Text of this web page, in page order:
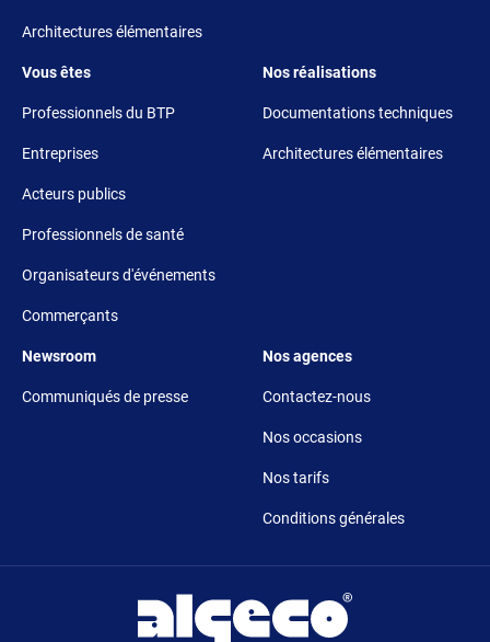
Architectures élémentaires
Footer 3
Vous êtes
Professionnels du BTP
Entreprises
Acteurs publics
Professionnels de santé
Organisateurs d'événements
Commerçants
Footer 4
Nos réalisations
Documentations techniques
Architectures élémentaires
Footer 5
Newsroom
Communiqués de presse
Footer 6
Nos agences
Contactez-nous
Nos occasions
Nos tarifs
Conditions générales